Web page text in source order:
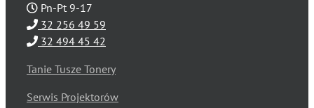
Pn-Pt 9-17
32 256 49 59
32 494 45 42
Tanie Tusze Tonery
Serwis Projektorów